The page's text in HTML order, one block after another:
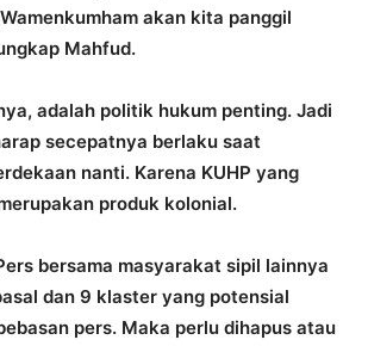
akan kita panggil
Mahfud.
adalah politik hukum penting. Jadi
secepatnya berlaku saat
nanti. Karena KUHP yang
produk kolonial.
bersama masyarakat sipil lainnya
dan 9 klaster yang potensial
pers. Maka perlu dihapus atau